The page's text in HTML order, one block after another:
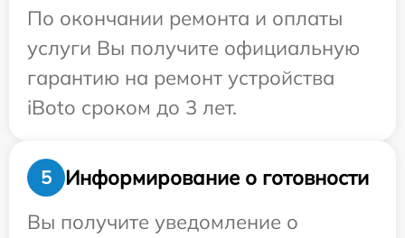
По окончании ремонта и оплаты
услуги Вы получите официальную
гарантию на ремонт устройства
iBoto сроком до 3 лет.
5
Информирование о готовности
Вы получите уведомление о